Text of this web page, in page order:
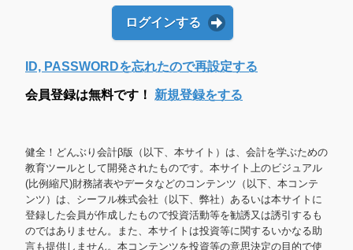
ログインする
ID, PASSWORDを忘れたので再設定する
会員登録は無料です！ 新規登録をする
健全！どんぶり会計β版（以下、本サイト）は、会計を学ぶための
教育ツールとして開発されたものです。本サイト上のビジュアル
(比例縮尺)財務諸表やデータなどのコンテンツ（以下、本コンテ
ンツ）は、シーフル株式会社（以下、弊社）あるいは本サイトに
登録した会員が作成したもので投資活動等を勧誘又は誘引するも
のではありません。また、本サイトは投資等に関するいかなる助
言も提供しません。本コンテンツを投資等の意思決定の目的で使